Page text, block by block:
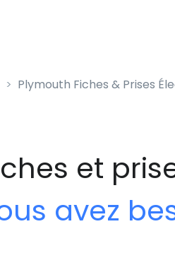
Plymouth Fiches & Prises
et
avez